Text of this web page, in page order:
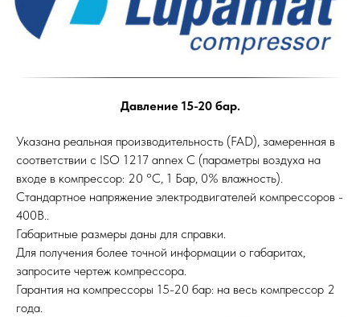
Давление 15-20 бар.
Указана реальная производительность (FAD), замеренная в
соответствии с ISO 1217 annex C (параметры воздуха на
входе в компрессор: 20 °С, 1 Бар, 0% влажность).
Стандартное напряжение электродвигателей компрессоров -
400В..
Габаритные размеры даны для справки.
Для получения более точной информации о габаритах,
запросите чертеж компрессора.
Гарантия на компрессоры 15-20 бар: на весь компрессор 2
года.